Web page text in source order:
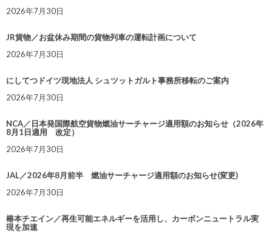
2026年7月30日
JR貨物／お盆休み期間の貨物列車の運転計画について
2026年7月30日
にしてつドイツ現地法人 シュツットガルト事務所移転のご案内
2026年7月30日
NCA／日本発国際航空貨物燃油サーチャージ適用額のお知らせ（2026年
8月1日適用 改定）
2026年7月30日
JAL／2026年8月前半 燃油サーチャージ適用額のお知らせ(変更)
2026年7月30日
椿本チエイン／再生可能エネルギーを活用し、カーボンニュートラル実
現を加速